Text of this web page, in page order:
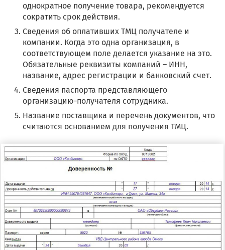
однократное получение товара, рекомендуется
сократить срок действия.
Сведения об оплативших ТМЦ получателе и
компании. Когда это одна организация, в
соответствующем поле делается указание на это.
Обязательные реквизиты компаний – ИНН,
название, адрес регистрации и банковский счет.
Сведения паспорта представляющего
организацию-получателя сотрудника.
Название поставщика и перечень документов, что
считаются основанием для получения ТМЦ.